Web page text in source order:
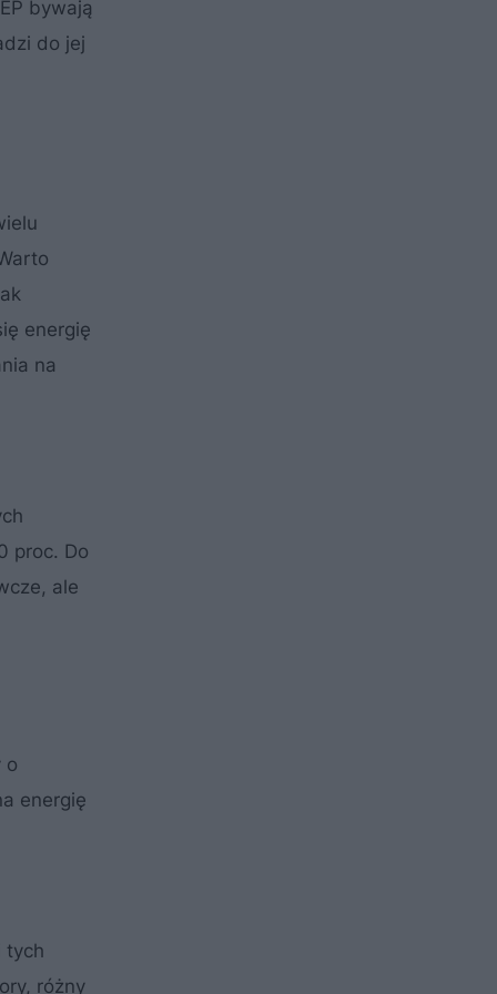
bywają
do jej
energię
na
proc. Do
ale
o
energię
tych
różny